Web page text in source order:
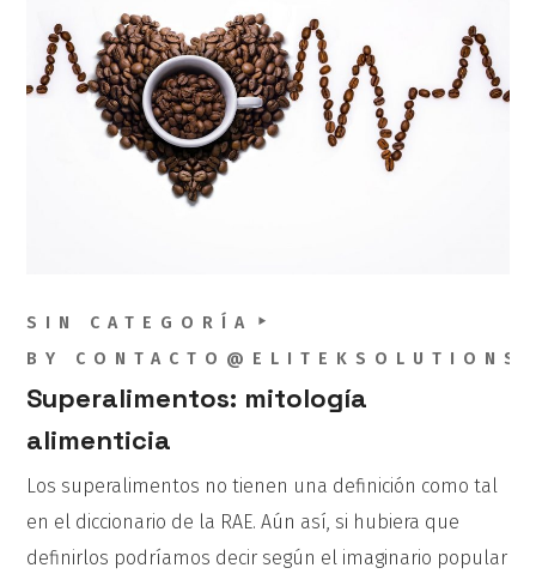
SIN CATEGORÍA
BY
Superalimentos: mitología
alimenticia
Los superalimentos no tienen una definición como tal
en el diccionario de la RAE. Aún así, si hubiera que
definirlos podríamos decir según el imaginario popular